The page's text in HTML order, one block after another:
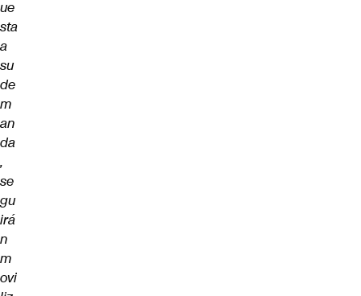
ue
sta
a
su
de
m
an
da
,
se
gu
irá
n
m
ovi